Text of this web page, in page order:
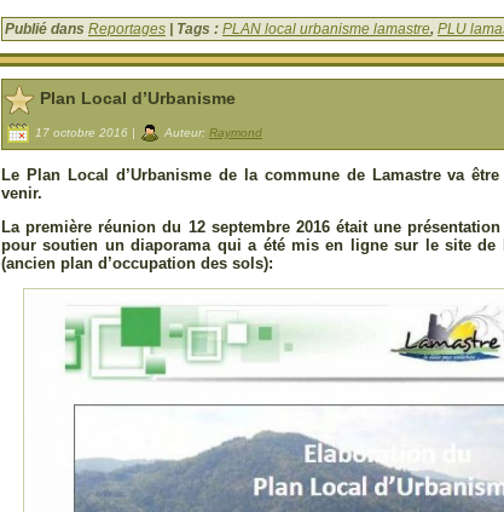
Publié dans Reportages | Tags : PLAN local urbanisme lamastre, PLU
Plan Local d’Urbanisme
17 octobre 2016 | Auteur: Raymond
Le Plan Local d’Urbanisme de la commune de Lamastre va
venir.
La première réunion du 12 septembre 2016 était une
pour soutien un diaporama qui a été mis en ligne sur le site de
(ancien plan d’occupation des sols):